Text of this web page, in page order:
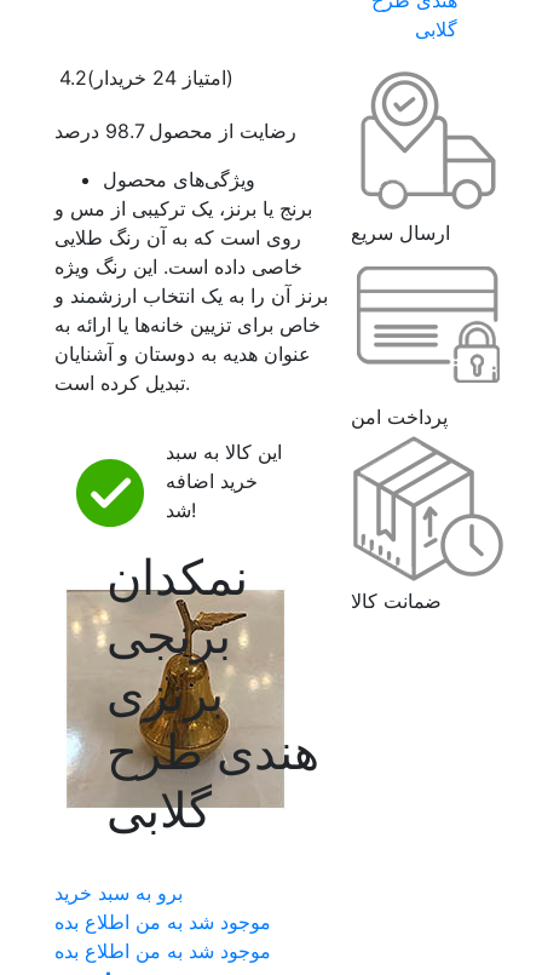
4.2 (امتیاز 24 خریدار)
رضایت از محصول 98.7 درصد
ویژگی‌های محصول
برنج یا برنز، یک ترکیبی از مس و
روی است که به آن رنگ طلایی
خاصی داده است. این رنگ ویژه
برنز آن را به یک انتخاب ارزشمند و
خاص برای تزیین خانه‌ها یا ارائه به
عنوان هدیه به دوستان و آشنایان
تبدیل کرده است.
این کالا به سبد
خرید اضافه
شد!
نمکدان
برنجی
برنزی
هندی طرح
گلابی
برو به سبد خرید
موجود شد به من اطلاع بده
موجود شد به من اطلاع بده
ارسال سریع
پرداخت امن
ضمانت کالا